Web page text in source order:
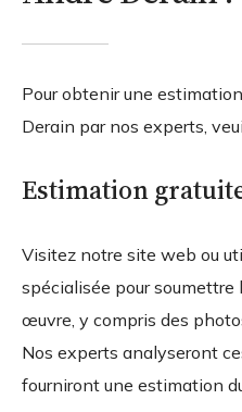
Pour obtenir une estimation
Derain par nos experts,
Estimation
Visitez notre site web ou
spécialisée pour
œuvre, y compris des
Nos experts analyseront
fourniront une estimation